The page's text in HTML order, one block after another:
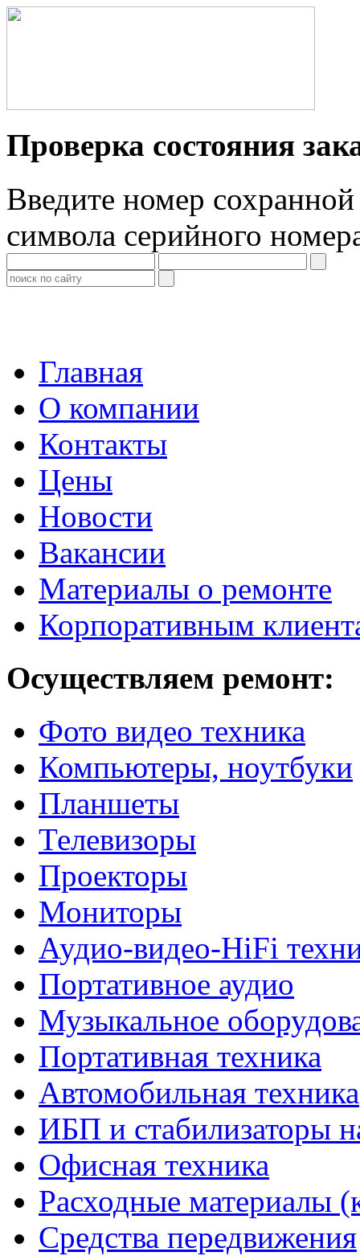
Проверка состояния
Введите номер
символа серийного
Главная
О компании
Контакты
Цены
Новости
Вакансии
Материалы о ремонте
Корпоративным
Осуществляем ремонт:
Фото видео техника
Компьютеры, ноутбуки
Планшеты
Телевизоры
Проекторы
Мониторы
Аудио-видео-HiFi
Портативное аудио
Музыкальное
Портативная техника
Автомобильная техника
ИБП и стабилизаторы
Офисная техника
Расходные материалы
Средства передвижения